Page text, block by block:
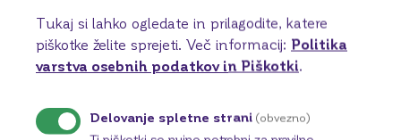
8
Tukaj si lahko ogledate in prilagodite, katere
piškotke želite sprejeti. Več informacij: Politika
varstva osebnih podatkov in Piškotki.
Delovanje spletne strani (obvezno)